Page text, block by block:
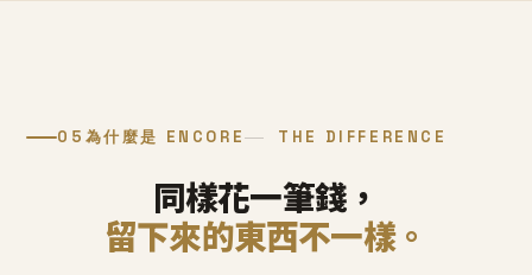
05 為什麼是 ENCORE THE DIFFERENCE
同樣花一筆錢，
留下來的東西不一樣。